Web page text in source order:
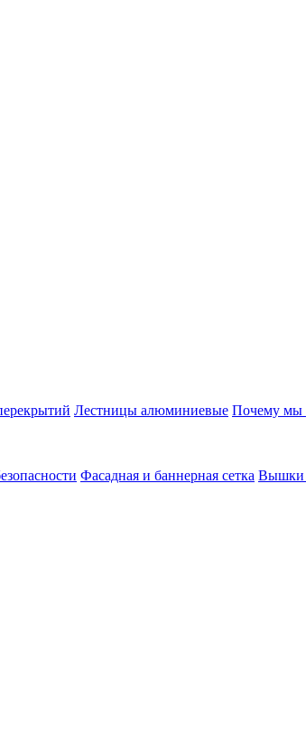
Лестницы алюминиевые Почему мы
Фасадная и баннерная сетка Вышки